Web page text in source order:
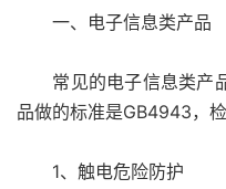
一、电子信息类产品
常见的电子信息类产品
品做的标准是GB4943，检
1、触电危险防护